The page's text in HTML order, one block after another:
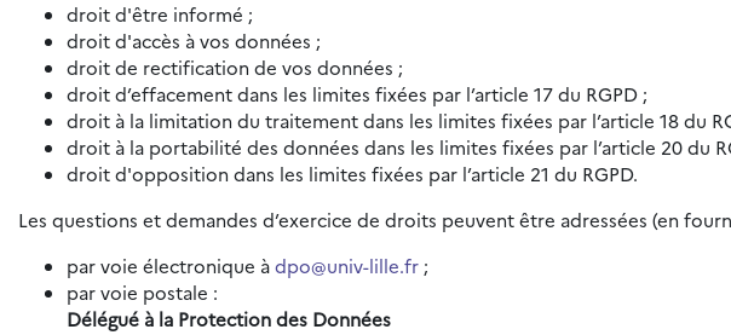
droit d'être informé ;
droit d'accès à vos données ;
droit de rectification de vos données ;
droit d’effacement dans les limites fixées par l’article 17 du RGPD ;
droit à la limitation du traitement dans les limites fixées par l’article 18 du
droit à la portabilité des données dans les limites fixées par l’article 20 du
droit d'opposition dans les limites fixées par l’article 21 du RGPD.
Les questions et demandes d’exercice de droits peuvent être adressées (en
par voie électronique àdpo@univ-lille.fr ;
par voie postale :
Délégué à la Protection des Données